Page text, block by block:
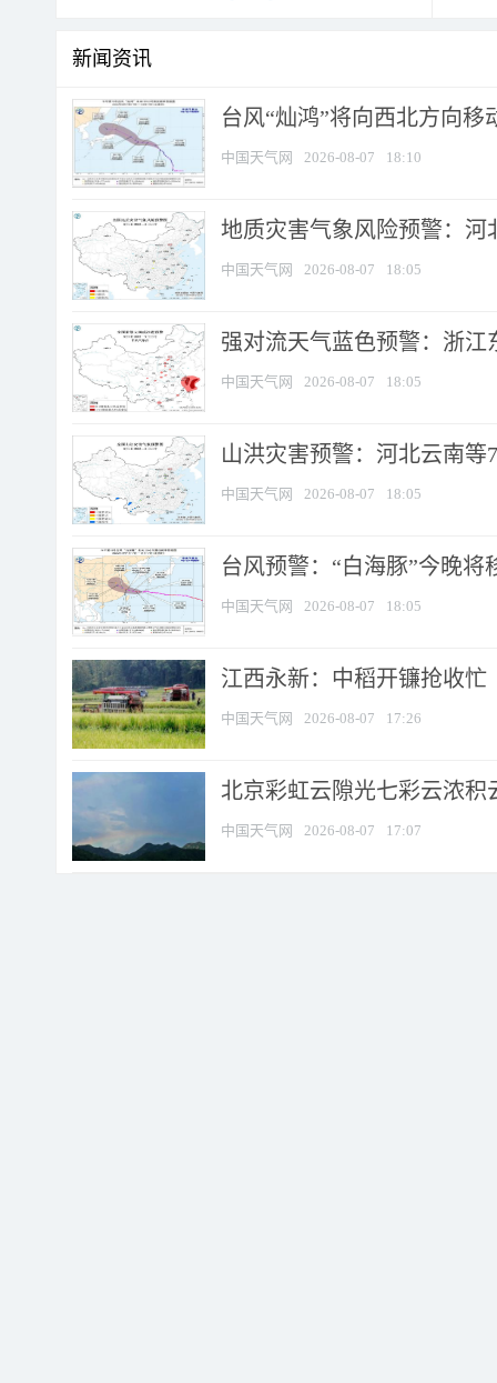
新闻资讯
台风“灿鸿”将向西北方向移
中国天气网 2026-08-07 18:10
地质灾害气象风险预警：河
中国天气网 2026-08-07 18:05
强对流天气蓝色预警：浙江
中国天气网 2026-08-07 18:05
山洪灾害预警：河北云南
中国天气网 2026-08-07 18:05
台风预警：“白海豚”今晚将
中国天气网 2026-08-07 18:05
江西永新：中稻开镰抢收忙
中国天气网 2026-08-07 17:26
北京彩虹云隙光七彩云浓积
中国天气网 2026-08-07 17:07